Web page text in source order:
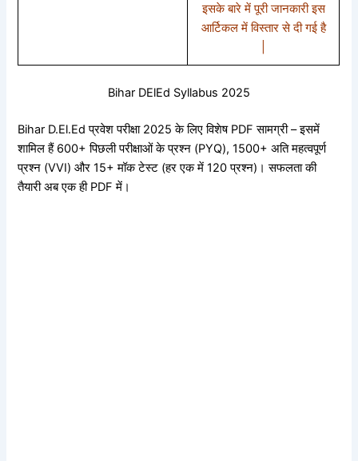
इसके बारे में पूरी जानकारी इस
आर्टिकल में विस्तार से दी गई है
Bihar DElEd Syllabus 2025
Bihar D.El.Ed प्रवेश परीक्षा 2025 के लिए विशेष PDF सामग्री – इसमें
शामिल हैं 600+ पिछली परीक्षाओं के प्रश्न (PYQ), 1500+ अति महत्वपूर्ण
प्रश्न (VVI) और 15+ मॉक टेस्ट (हर एक में 120 प्रश्न)। सफलता की
तैयारी अब एक ही PDF में।